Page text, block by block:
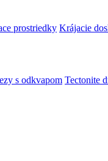
prostriedky Krájacie
s odkvapom Tectonite